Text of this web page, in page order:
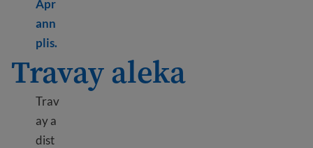
Apr
ann
plis.Learn more about Volunteering and internships
Travay aleka
Trav
ay a
dist